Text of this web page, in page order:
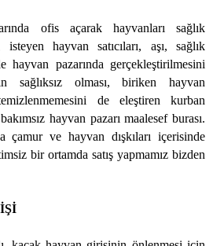
ofis açarak hayvanları sağlık
hayvan satıcıları, aşı, sağlık
hayvan pazarında gerçekleştirilmesini
sağlıksız olması, biriken hayvan
temizlenmemesini de eleştiren kurban
hayvan pazarı maalesef burası.
ve hayvan dışkıları içerisinde
bir ortamda satış yapmamız bizden